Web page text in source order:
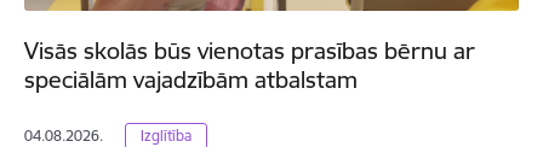
Visās skolās būs vienotas prasības bērnu ar
speciālām vajadzībām atbalstam
04.08.2026. Izglītība